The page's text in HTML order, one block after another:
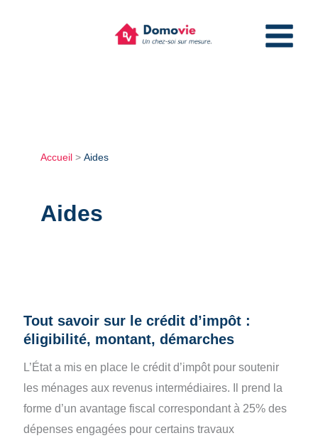
Accueil Aides
Aides
Tout savoir sur le crédit d’impôt :
éligibilité, montant, démarches
L’État a mis en place le crédit d’impôt pour soutenir
les ménages aux revenus intermédiaires. Il prend la
forme d’un avantage fiscal correspondant à 25% des
dépenses engagées pour certains travaux